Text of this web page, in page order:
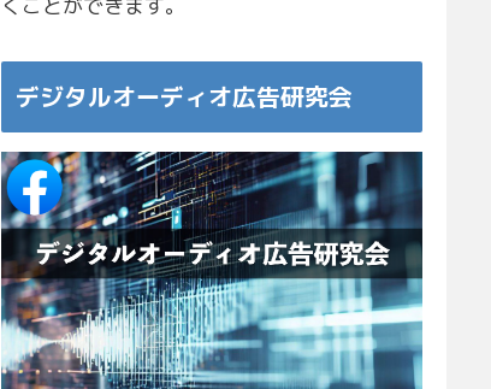
くことができます。
デジタルオーディオ広告研究会